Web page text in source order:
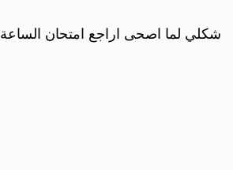
شكلي لما اصحى اراجع امتحان الساعة 4 فجر.